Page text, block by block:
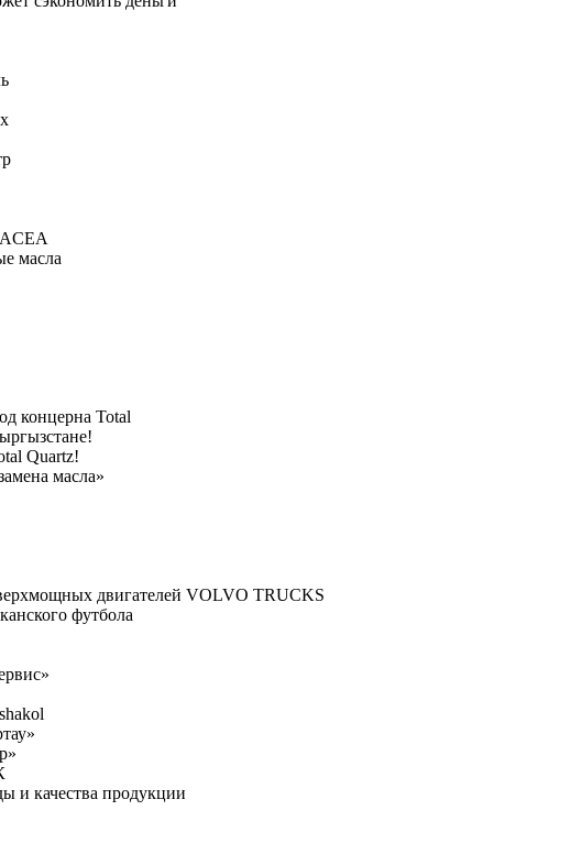
масла
концерна Total
Quartz!
масла»
двигателей VOLVO TRUCKS
футбола
и качества продукции